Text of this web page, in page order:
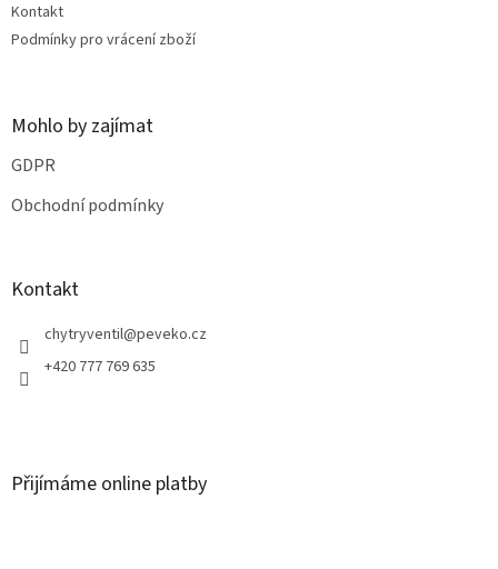
Kontakt
Podmínky pro vrácení zboží
Mohlo by zajímat
GDPR
Obchodní podmínky
Kontakt
chytryventil@peveko.cz
+420 777 769 635
Přijímáme online platby